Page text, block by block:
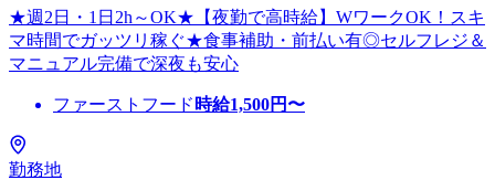
★週2日・1日2h～OK★【夜勤で高時給】WワークOK！スキ
マ時間でガッツリ稼ぐ★食事補助・前払い有◎セルフレジ＆
マニュアル完備で深夜も安心
ファーストフード 時給1,500円〜
勤務地